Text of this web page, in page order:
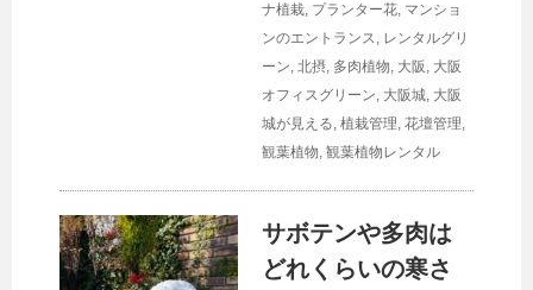
ナ植栽, プランター花, マンショ
ンのエントランス, レンタルグリ
ーン, 北摂, 多肉植物, 大阪 , 大阪
オフィスグリーン, 大阪城, 大阪
城が見える, 植栽管理, 花壇管理,
観葉植物, 観葉植物レンタル
サボテンや多肉は
どれくらいの寒さ